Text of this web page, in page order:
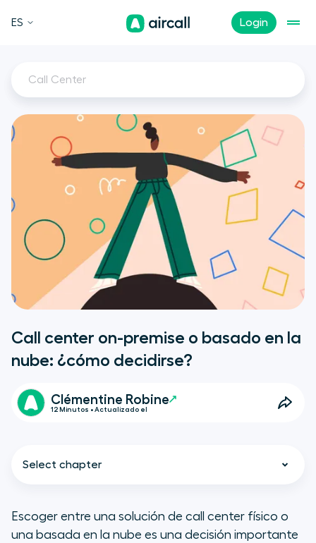
Login
ES
Call Center
Call center on-premise o basado en la
nube: ¿cómo decidirse?
Clémentine Robine
12 Minutos • Actualizado el
Select chapter
Escoger entre una solución de call center físico o
una basada en la nube es una decisión importante